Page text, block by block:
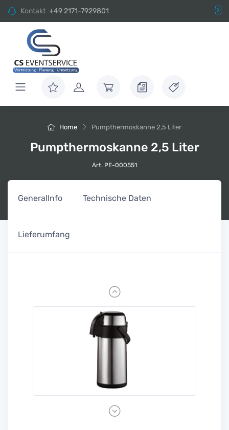
Kontakt +49 2171-7929801
Home Pumpthermoskanne 2,5 Liter
Pumpthermoskanne 2,5 Liter
Art. PE-000551
GeneralInfo Technische Daten
Lieferumfang
Previous
Next